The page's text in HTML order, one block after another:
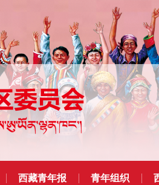
西藏青年报 青年组织